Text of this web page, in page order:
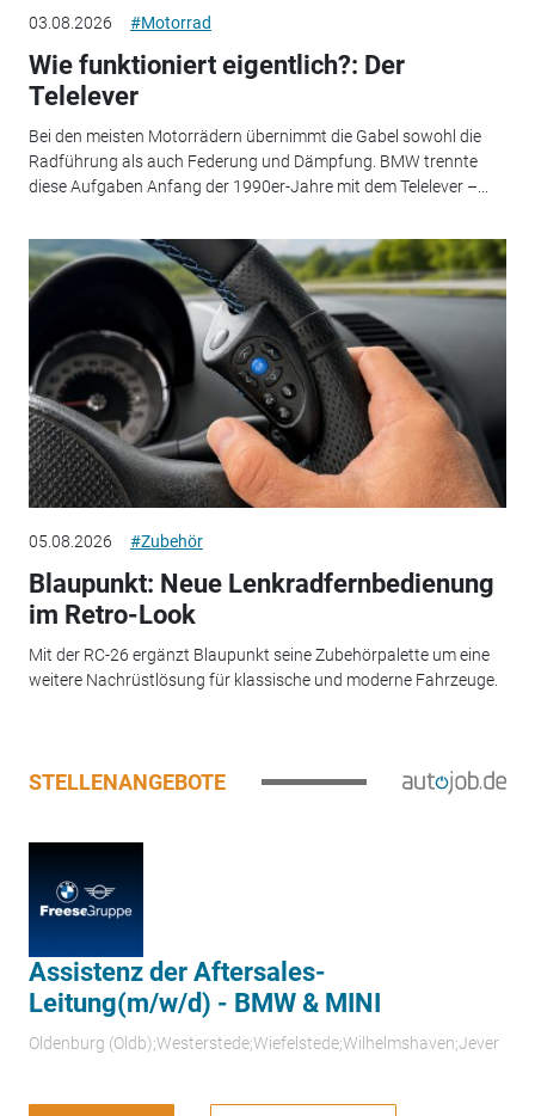
03.08.2026 #Motorrad
Wie funktioniert eigentlich?: Der
Telelever
Bei den meisten Motorrädern übernimmt die Gabel sowohl die
Radführung als auch Federung und Dämpfung. BMW trennte
diese Aufgaben Anfang der 1990er-Jahre mit dem Telelever –...
05.08.2026 #Zubehör
Blaupunkt: Neue Lenkradfernbedienung
im Retro-Look
Mit der RC-26 ergänzt Blaupunkt seine Zubehörpalette um eine
weitere Nachrüstlösung für klassische und moderne Fahrzeuge.
STELLENANGEBOTE
Assistenz der Aftersales-
Leitung(m/w/d) - BMW & MINI
Oldenburg (Oldb);Westerstede;Wiefelstede;Wilhelmshaven;Jever